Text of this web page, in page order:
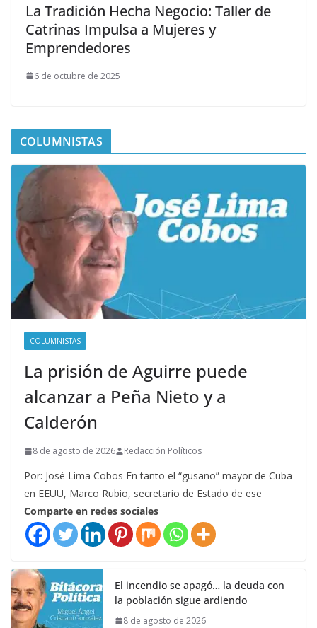
La Tradición Hecha Negocio: Taller de
Catrinas Impulsa a Mujeres y
Emprendedores
6 de octubre de 2025
COLUMNISTAS
COLUMNISTAS
La prisión de Aguirre puede
alcanzar a Peña Nieto y a
Calderón
8 de agosto de 2026 Redacción Políticos
Por: José Lima Cobos En tanto el “gusano” mayor de Cuba
en EEUU, Marco Rubio, secretario de Estado de ese
Comparte en redes sociales
El incendio se apagó… la deuda con
la población sigue ardiendo
8 de agosto de 2026